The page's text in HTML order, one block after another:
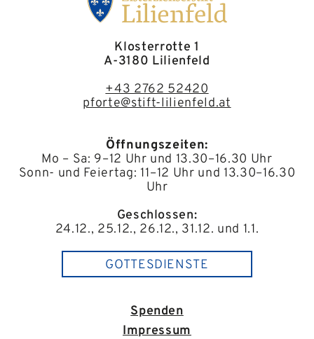
Klosterrotte 1
A-3180 Lilienfeld
+43 2762 52420
pforte@stift-lilienfeld.at
Öffnungszeiten:
Mo – Sa: 9–12 Uhr und 13.30–16.30 Uhr
Sonn- und Feiertag: 11–12 Uhr und 13.30–16.30
Uhr
Geschlossen:
24.12., 25.12., 26.12., 31.12. und 1.1.
GOTTESDIENSTE
Spenden
Impressum